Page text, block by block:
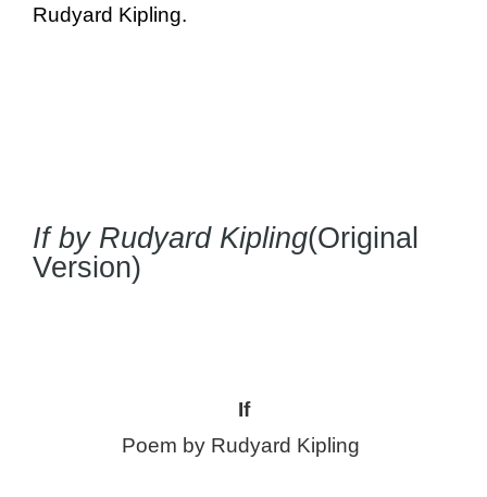
Rudyard Kipling.
If by Rudyard Kipling(Original
Version)
If
Poem by Rudyard Kipling